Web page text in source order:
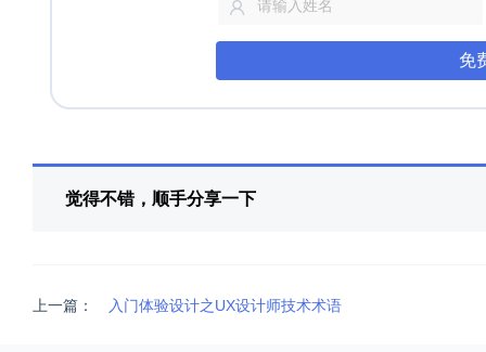
免
觉得不错，顺手分享一下
上一篇： 入门体验设计之UX设计师技术术语